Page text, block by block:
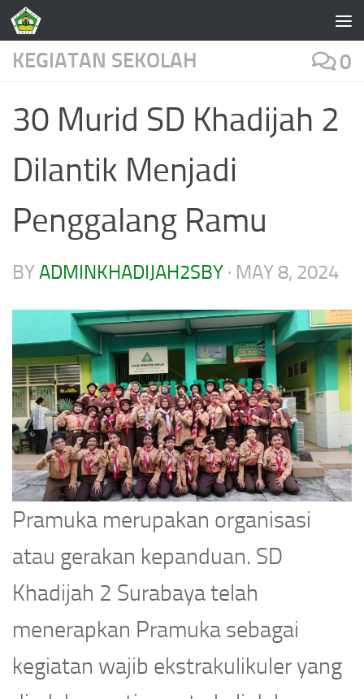
Skip to content
KEGIATAN SEKOLAH 0
30 Murid SD Khadijah 2
Dilantik Menjadi
Penggalang Ramu
BYADMINKHADIJAH2SBY · MAY 8, 2024
Pramuka merupakan organisasi
atau gerakan kepanduan. SD
Khadijah 2 Surabaya telah
menerapkan Pramuka sebagai
kegiatan wajib ekstrakulikuler yang